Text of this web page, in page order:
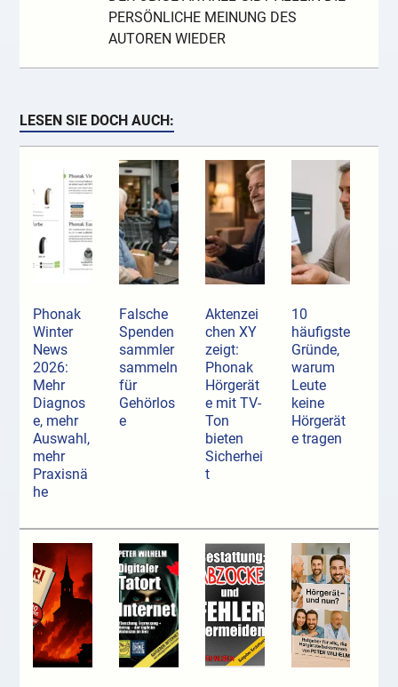
PERSÖNLICHE MEINUNG DES
AUTOREN WIEDER
LESEN SIE DOCH AUCH:
Phonak
Winter
News
2026:
Mehr
Diagnos
e, mehr
Auswahl,
mehr
Praxisnä
he
Falsche
Spenden
sammler
sammeln
für
Gehörlos
e
Aktenzei
chen XY
zeigt:
Phonak
Hörgerät
e mit TV-
Ton
bieten
Sicherhei
t
10
häufigste
Gründe,
warum
Leute
keine
Hörgerät
e tragen